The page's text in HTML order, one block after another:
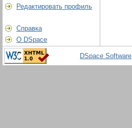
Редактировать профиль
Справка
О DSpace
DSpace Software